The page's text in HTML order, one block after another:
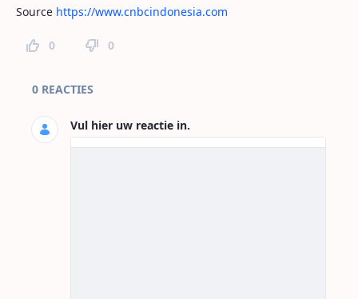
Source https://www.cnbcindonesia.com
0 0
Paginareacties
0 REACTIES
Vul hier uw reactie in.